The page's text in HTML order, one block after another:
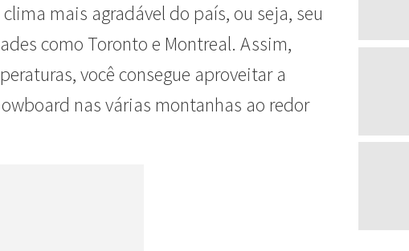
mais agradável do país, ou seja, seu
como Toronto e Montreal. Assim,
você consegue aproveitar a
nas várias montanhas ao redor